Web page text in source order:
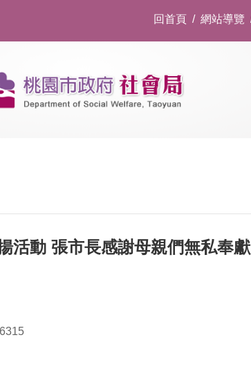
回首頁 網站導覽
活動 張市長感謝母親們無私奉獻